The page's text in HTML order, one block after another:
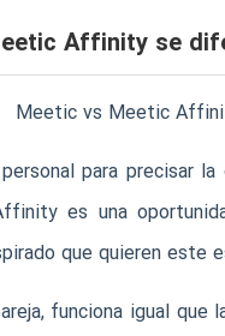
Affinity se
Meetic vs Meetic
para precisar la
es una
que quieren este
funciona igual que